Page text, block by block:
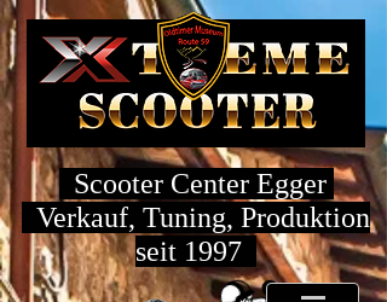
Scooter Center Egger
Verkauf, Tuning, Produktion
seit 1997